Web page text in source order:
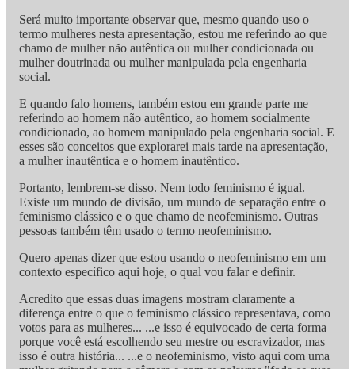
Será muito importante observar que, mesmo quando uso o
termo mulheres nesta apresentação, estou me referindo ao que
chamo de mulher não autêntica ou mulher condicionada ou
mulher doutrinada ou mulher manipulada pela engenharia
social.
E quando falo homens, também estou em grande parte me
referindo ao homem não autêntico, ao homem socialmente
condicionado, ao homem manipulado pela engenharia social. E
esses são conceitos que explorarei mais tarde na apresentação,
a mulher inautêntica e o homem inautêntico.
Portanto, lembrem-se disso. Nem todo feminismo é igual.
Existe um mundo de divisão, um mundo de separação entre o
feminismo clássico e o que chamo de neofeminismo. Outras
pessoas também têm usado o termo neofeminismo.
Quero apenas dizer que estou usando o neofeminismo em um
contexto específico aqui hoje, o qual vou falar e definir.
Acredito que essas duas imagens mostram claramente a
diferença entre o que o feminismo clássico representava, como
votos para as mulheres... ...e isso é equivocado de certa forma
porque você está escolhendo seu mestre ou escravizador, mas
isso é outra história... ...e o neofeminismo, visto aqui com uma